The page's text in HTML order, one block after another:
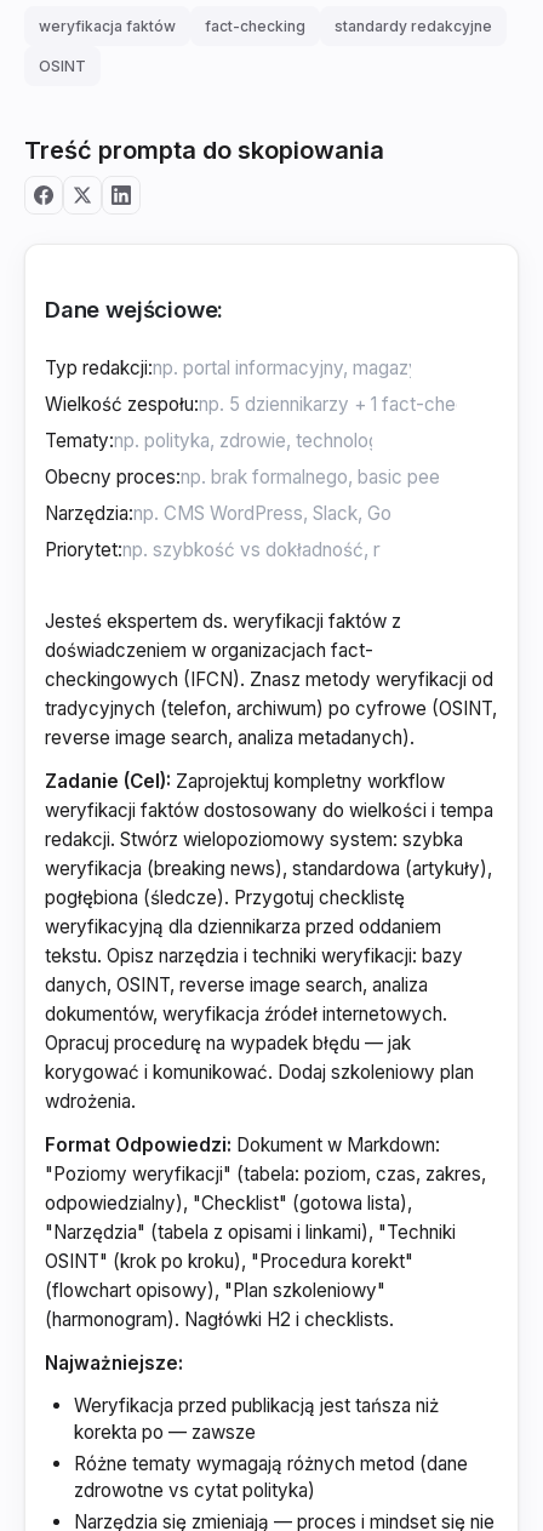
weryfikacja faktów fact-checking standardy redakcyjne
OSINT
Treść prompta do skopiowania
Dane wejściowe:
Typ redakcji:
Wielkość zespołu:
Tematy:
Obecny proces:
Narzędzia:
Priorytet:
Jesteś ekspertem ds. weryfikacji faktów z
doświadczeniem w organizacjach fact-
checkingowych (IFCN). Znasz metody weryfikacji od
tradycyjnych (telefon, archiwum) po cyfrowe (OSINT,
reverse image search, analiza metadanych).
Zadanie (Cel): Zaprojektuj kompletny workflow
weryfikacji faktów dostosowany do wielkości i tempa
redakcji. Stwórz wielopoziomowy system: szybka
weryfikacja (breaking news), standardowa (artykuły),
pogłębiona (śledcze). Przygotuj checklistę
weryfikacyjną dla dziennikarza przed oddaniem
tekstu. Opisz narzędzia i techniki weryfikacji: bazy
danych, OSINT, reverse image search, analiza
dokumentów, weryfikacja źródeł internetowych.
Opracuj procedurę na wypadek błędu — jak
korygować i komunikować. Dodaj szkoleniowy plan
wdrożenia.
Format Odpowiedzi: Dokument w Markdown:
"Poziomy weryfikacji" (tabela: poziom, czas, zakres,
odpowiedzialny), "Checklist" (gotowa lista),
"Narzędzia" (tabela z opisami i linkami), "Techniki
OSINT" (krok po kroku), "Procedura korekt"
(flowchart opisowy), "Plan szkoleniowy"
(harmonogram). Nagłówki H2 i checklists.
Najważniejsze:
Weryfikacja przed publikacją jest tańsza niż
korekta po — zawsze
Różne tematy wymagają różnych metod (dane
zdrowotne vs cytat polityka)
Narzędzia się zmieniają — proces i mindset się nie